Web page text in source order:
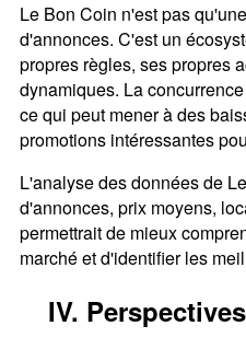
Le Bon Coin n'est pas
d'annonces. C'est un
propres règles, ses propres
dynamiques. La
ce qui peut mener à des
promotions intéressantes
L'analyse des données de
d'annonces, prix moyens,
permettrait de mieux
marché et d'identifier les
IV.